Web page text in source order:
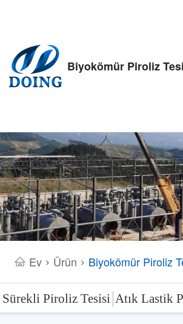
Biyokömür Piroliz
Ev> Ürün > Biyokömür Piroliz
Sürekli Piroliz Tesisi Atık Lastik